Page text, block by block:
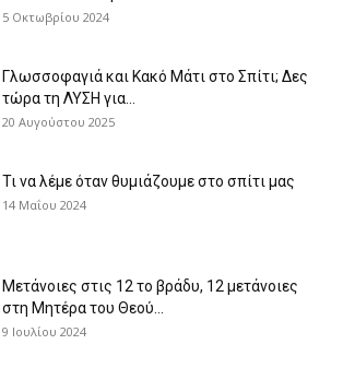
5 Οκτωβρίου 2024
Γλωσσοφαγιά και Κακό Μάτι στο Σπίτι; Δες
τώρα τη ΛΥΣΗ για...
20 Αυγούστου 2025
Τι να λέμε όταν θυμιάζουμε στο σπίτι μας
14 Μαΐου 2024
Μετάνοιες στις 12 το βράδυ, 12 μετάνοιες
στη Μητέρα του Θεού...
9 Ιουλίου 2024